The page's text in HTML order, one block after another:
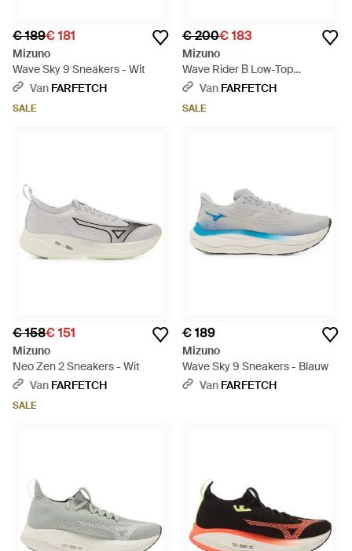
€ 189€ 181
Mizuno
Wave Sky 9 Sneakers - Wit
Van FARFETCH
SALE
€ 200€ 183
Mizuno
Wave Rider Β Low-Top
Sneakers - Wit
Van FARFETCH
SALE
€ 158€ 151
Mizuno
Neo Zen 2 Sneakers - Wit
Van FARFETCH
SALE
€ 189
Mizuno
Wave Sky 9 Sneakers - Blauw
Van FARFETCH